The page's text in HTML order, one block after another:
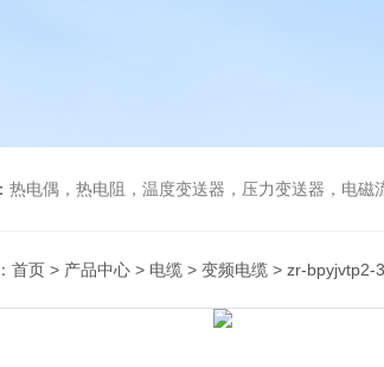
热电偶，热电阻，温度变送器，压力变送器，电磁流
首页 > 产品中心 > 电缆 > 变频电缆 > zr-bpyjvtp2-